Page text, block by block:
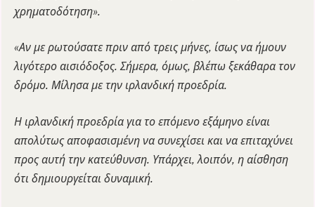
χρηματοδότηση».
«Αν με ρωτούσατε πριν από τρεις μήνες, ίσως να ήμουν
λιγότερο αισιόδοξος. Σήμερα, όμως, βλέπω ξεκάθαρα τον
δρόμο. Μίλησα με την ιρλανδική προεδρία.
Η ιρλανδική προεδρία για το επόμενο εξάμηνο είναι
απολύτως αποφασισμένη να συνεχίσει και να επιταχύνει
προς αυτή την κατεύθυνση. Υπάρχει, λοιπόν, η αίσθηση
ότι δημιουργείται δυναμική.